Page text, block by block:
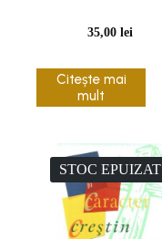
35,00lei
Citește mai
mult
STOC EPUIZAT